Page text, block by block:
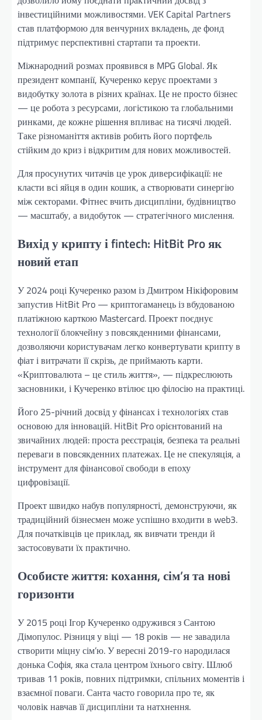
інвестиційними можливостями. VEK Capital Partners
став платформою для венчурних вкладень, де фонд
підтримує перспективні стартапи та проекти.
Міжнародний розмах проявився в MPG Global. Як
президент компанії, Кучеренко керує проектами з
видобутку золота в різних країнах. Це не просто бізнес
— це робота з ресурсами, логістикою та глобальними
ринками, де кожне рішення впливає на тисячі людей.
Таке різноманіття активів робить його портфель
стійким до криз і відкритим для нових можливостей.
Для просунутих читачів це урок диверсифікації: не
класти всі яйця в один кошик, а створювати синергію
між секторами. Фітнес вчить дисципліни, будівництво
— масштабу, а видобуток — стратегічного мислення.
Вихід у крипту і fintech: HitBit Pro як
новий етап
У 2024 році Кучеренко разом із Дмитром Нікіфоровим
запустив HitBit Pro — криптогаманець із вбудованою
платіжною карткою Mastercard. Проект поєднує
технології блокчейну з повсякденними фінансами,
дозволяючи користувачам легко конвертувати крипту в
фіат і витрачати її скрізь, де приймають карти.
«Криптовалюта – це стиль життя», — підкреслюють
засновники, і Кучеренко втілює цю філосію на практиці.
Його 25-річний досвід у фінансах і технологіях став
основою для інновацій. HitBit Pro орієнтований на
звичайних людей: проста реєстрація, безпека та реальні
переваги в повсякденних платежах. Це не спекуляція, а
інструмент для фінансової свободи в епоху
цифровізації.
Проект швидко набув популярності, демонструючи, як
традиційний бізнесмен може успішно входити в web3.
Для початківців це приклад, як вивчати тренди й
застосовувати їх практично.
Особисте життя: кохання, сім’я та нові
горизонти
У 2015 році Ігор Кучеренко одружився з Сантою
Дімопулос. Різниця у віці — 18 років — не завадила
створити міцну сім’ю. У вересні 2019-го народилася
донька Софія, яка стала центром їхнього світу. Шлюб
тривав 11 років, повних підтримки, спільних моментів і
взаємної поваги. Санта часто говорила про те, як
чоловік навчав її дисципліни та натхнення.